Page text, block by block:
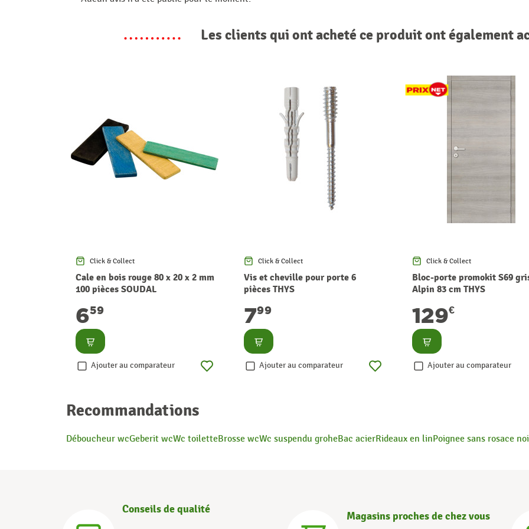
Les clients qui ont acheté ce produit ont également
Click & Collect
Cale en bois rouge 80 x 20 x 2 mm
100 pièces SOUDAL
659
Consulter
Ajouter au comparateur
Click & Collect
Vis et cheville pour porte 6
pièces THYS
799
Consulter
Ajouter au comparateur
Click & Collect
Bloc-porte promokit S69
Alpin 83 cm THYS
129€
Consulter
Ajouter au comparateur
Recommandations
Déboucheur wcGeberit wcWc toiletteBrosse wcWc suspendu groheBac acierRideaux en linPoignee sans rosace
Conseils de qualité
Magasins proches de chez vous